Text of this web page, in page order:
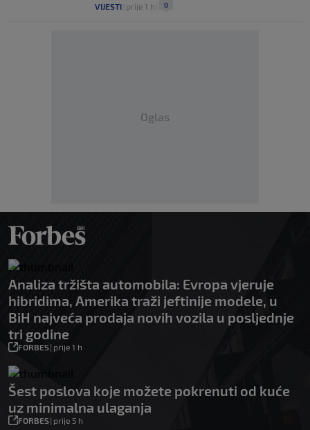
VIJESTI prije 1 h 0
Oglas
Analiza tržišta automobila: Evropa vjeruje
hibridima, Amerika traži jeftinije modele, u
BiH najveća prodaja novih vozila u posljednje
tri godine
FORBES| prije 1 h
Šest poslova koje možete pokrenuti od kuće
uz minimalna ulaganja
FORBES| prije 5 h